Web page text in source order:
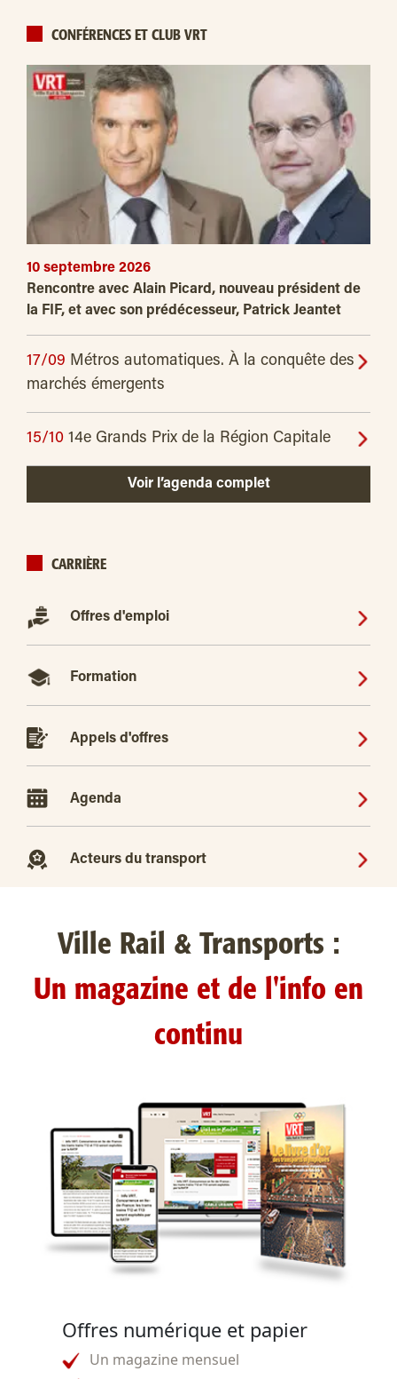
CONFÉRENCES ET CLUB VRT
10 septembre 2026
Rencontre avec Alain Picard, nouveau président de
la FIF, et avec son prédécesseur, Patrick Jeantet
17/09 Métros automatiques. À la conquête des
marchés émergents
15/10 14e Grands Prix de la Région Capitale
Voir l’agenda complet
CARRIÈRE
Offres d'emploi
Formation
Appels d'offres
Agenda
Acteurs du transport
Ville Rail & Transports :
Un magazine et de l'info en
continu
Offres numérique et papier
Un magazine mensuel